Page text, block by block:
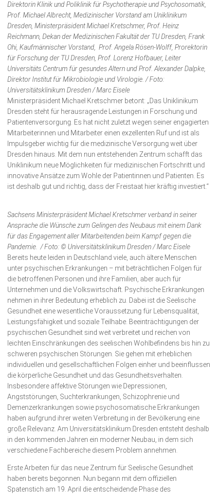
Direktorin Klinik und Poliklinik für Psychotherapie und Psychosomatik,
Prof. Michael Albrecht, Medizinischer Vorstand am Uniklinikum
Dresden, Ministerpräsident Michael Kretschmer, Prof. Heinz
Reichmann, Dekan der Medizinischen Fakultät der TU Dresden, Frank
Ohi, Kaufmännischer Vorstand, Prof. Angela Rösen-Wolff, Prorektorin
für Forschung der TU Dresden, Prof. Lorenz Hofbauer, Leiter
Universitäts Centrum für gesundes Altern und Prof. Alexander Dalpke,
Direktor Institut für Mikrobiologie und Virologie. / Foto:
Universitätsklinikum Dresden / Marc Eisele
Ministerpräsident Michael Kretschmer betont: „Das Uniklinikum
Dresden steht für herausragende Leistungen in Forschung und
Patientenversorgung. Es hat nicht zuletzt wegen seiner engagierten
Mitarbeiterinnen und Mitarbeiter einen exzellenten Ruf und ist als
Impulsgeber wichtig für die medizinische Versorgung weit über
Dresden hinaus. Mit dem nun entstehenden Zentrum schafft das
Uniklinikum neue Möglichkeiten für medizinischen Fortschritt und
innovative Ansätze zum Wohle der Patientinnen und Patienten. Es
ist deshalb gut und richtig, dass der Freistaat hier kräftig investiert.“
Sachsens Ministerpräsident Michael Kretschmer verband in seiner
Ansprache die Wünsche zum Gelingen des Neubaus mit einem Dank
für das Engagement aller Mitarbeitenden beim Kampf gegen die
Pandemie. / Foto: © Universitätsklinikum Dresden / Marc Eisele
Bereits heute leiden in Deutschland viele, auch ältere Menschen
unter psychischen Erkrankungen – mit beträchtlichen Folgen für
die betroffenen Personen und ihre Familien, aber auch für
Unternehmen und die Volkswirtschaft. Psychische Erkrankungen
nehmen in ihrer Bedeutung erheblich zu. Dabei ist die Seelische
Gesundheit eine wesentliche Voraussetzung für Lebensqualität,
Leistungsfähigkeit und soziale Teilhabe. Beeinträchtigungen der
psychischen Gesundheit sind weit verbreitet und reichen von
leichten Einschränkungen des seelischen Wohlbefindens bis hin zu
schweren psychischen Störungen. Sie gehen mit erheblichen
individuellen und gesellschaftlichen Folgen einher und beeinflussen
die körperliche Gesundheit und das Gesundheitsverhalten.
Insbesondere affektive Störungen wie Depressionen,
Angststörungen, Suchterkrankungen, Schizophrenie und
Demenzerkrankungen sowie psychosomatische Erkrankungen
haben aufgrund ihrer weiten Verbreitung in der Bevölkerung eine
große Relevanz. Am Universitätsklinikum Dresden entsteht deshalb
in den kommenden Jahren ein moderner Neubau, in dem sich
verschiedene Fachbereiche diesem Problem annehmen.
Erste Arbeiten für das neue Zentrum für Seelische Gesundheit
haben bereits begonnen. Nun begann mit dem offiziellen
Spatenstich am 19. April die entscheidende Phase des